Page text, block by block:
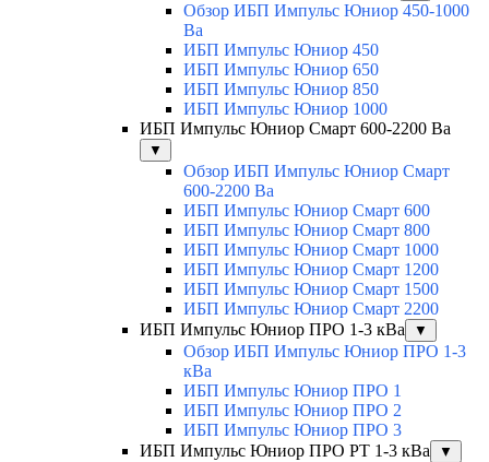
Обзор ИБП Импульс Юниор 450-1000
Ва
ИБП Импульс Юниор 450
ИБП Импульс Юниор 650
ИБП Импульс Юниор 850
ИБП Импульс Юниор 1000
ИБП Импульс Юниор Смарт 600-2200 Ва
▼
Обзор ИБП Импульс Юниор Смарт
600-2200 Ва
ИБП Импульс Юниор Смарт 600
ИБП Импульс Юниор Смарт 800
ИБП Импульс Юниор Смарт 1000
ИБП Импульс Юниор Смарт 1200
ИБП Импульс Юниор Смарт 1500
ИБП Импульс Юниор Смарт 2200
ИБП Импульс Юниор ПРО 1-3 кВа
▼
Обзор ИБП Импульс Юниор ПРО 1-3
кВа
ИБП Импульс Юниор ПРО 1
ИБП Импульс Юниор ПРО 2
ИБП Импульс Юниор ПРО 3
ИБП Импульс Юниор ПРО РТ 1-3 кВа
▼